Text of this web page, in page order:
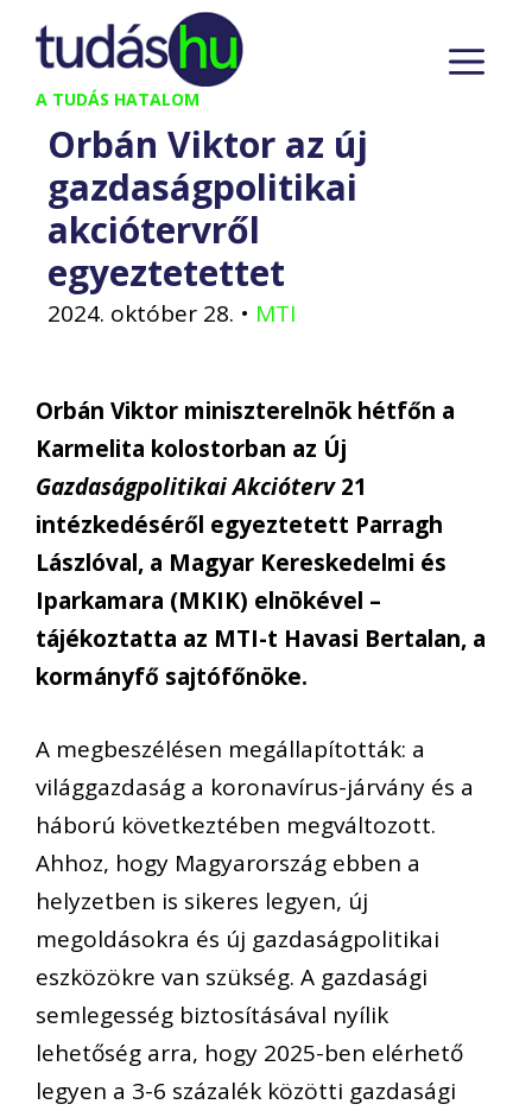
Kilépés
tartalomba
A TUDÁS HATALOM
Orbán Viktor az új
gazdaságpolitikai
akciótervről
egyeztetettet
2024. október 28. • MTI
Orbán Viktor miniszterelnök hétfőn a
Karmelita kolostorban az Új
Gazdaságpolitikai Akcióterv21
intézkedéséről egyeztetett Parragh
Lászlóval, a Magyar Kereskedelmi és
Iparkamara (MKIK) elnökével –
tájékoztatta az MTI-t Havasi Bertalan, a
kormányfő sajtófőnöke.
A megbeszélésen megállapították: a
világgazdaság a koronavírus-járvány és a
háború következtében megváltozott.
Ahhoz, hogy Magyarország ebben a
helyzetben is sikeres legyen, új
megoldásokra és új gazdaságpolitikai
eszközökre van szükség. A gazdasági
semlegesség biztosításával nyílik
lehetőség arra, hogy 2025-ben elérhető
legyen a 3-6 százalék közötti gazdasági